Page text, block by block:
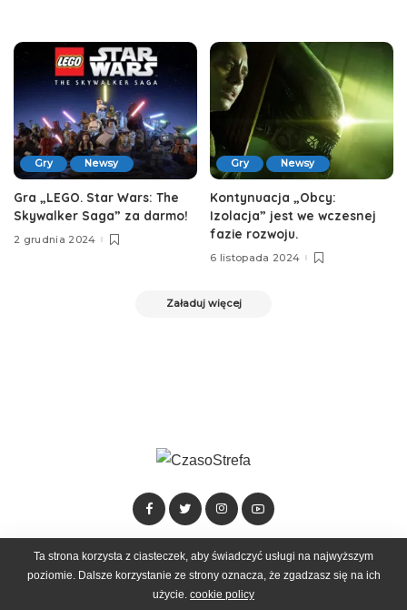
Gry Newsy
Gra „LEGO. Star Wars: The
Skywalker Saga” za darmo!
2 grudnia 2024
Gry Newsy
Kontynuacja „Obcy:
Izolacja” jest we wczesnej
fazie rozwoju.
6 listopada 2024
Załaduj więcej
Dołącz do zespołu Kontakt Reklama
Ta strona korzysta z ciasteczek, aby świadczyć usługi na najwyższym
poziomie. Dalsze korzystanie ze strony oznacza, że zgadzasz się na ich
użycie. cookie policy